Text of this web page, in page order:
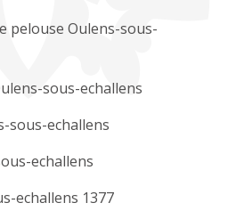
pelouse Oulens-sous-
sous-echallens
sous-echallens
echallens
echallens 1377